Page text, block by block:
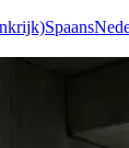
Spaans